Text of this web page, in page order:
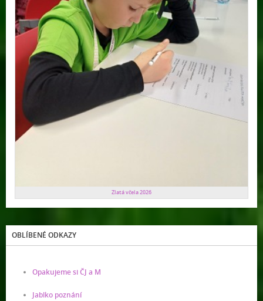
Zlatá včela 2026
OBLÍBENÉ ODKAZY
Opakujeme si ČJ a M
Jablko poznání